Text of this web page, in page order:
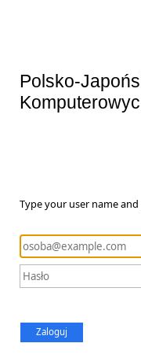
Polsko-
Type your user name
Zaloguj